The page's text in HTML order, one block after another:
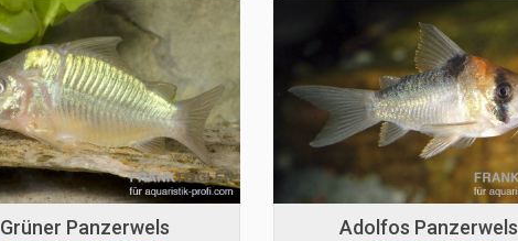
Grüner Panzerwels Adolfos Panzerwels